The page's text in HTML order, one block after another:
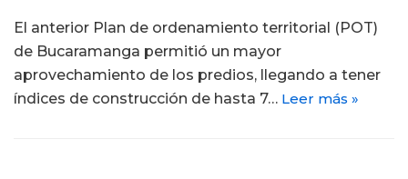
El anterior Plan de ordenamiento territorial (POT)
de Bucaramanga permitió un mayor
aprovechamiento de los predios, llegando a tener
índices de construcción de hasta 7… Leer más »